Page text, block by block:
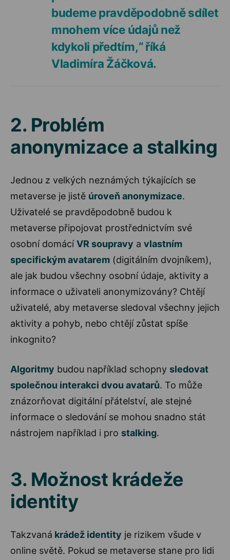
budeme pravděpodobně sdílet
mnohem více údajů než
kdykoli předtím,“ říká
Vladimíra Žáčková.
2. Problém
anonymizace a stalking
Jednou z velkých neznámých týkajících se
metaverse je jistě úroveň anonymizace.
Uživatelé se pravděpodobně budou k
metaverse připojovat prostřednictvím své
osobní domácíVR soupravy a vlastním
specifickým avatarem (digitálním dvojníkem),
ale jak budou všechny osobní údaje, aktivity a
informace o uživateli anonymizovány? Chtějí
uživatelé, aby metaverse sledoval všechny jejich
aktivity a pohyb, nebo chtějí zůstat spíše
inkognito?
Algoritmy budou například schopny sledovat
společnou interakci dvou avatarů. To může
znázorňovat digitální přátelství, ale stejné
informace o sledování se mohou snadno stát
nástrojem například i pro stalking.
3. Možnost krádeže
identity
Takzvaná krádež identity je rizikem všude v
online světě. Pokud se metaverse stane pro lidi